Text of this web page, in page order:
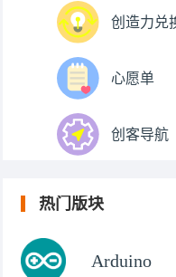
创造力兑
心愿单
创客导航
热门版块
Arduino